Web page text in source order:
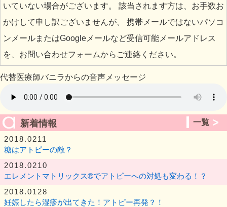
いていない場合がございます。 該当されます方は、お手数お
かけして申し訳ございませんが、 携帯メールではないパソコ
ンメールまたはGoogleメールなど受信可能メールアドレス
を、お問い合わせフォームからご連絡ください。
代替医療師バニラからの音声メッセージ
新着情報
一覧
2018.0211
糖はアトピーの敵？
2018.0210
エレメントマトリックス®︎でアトピーへの対処も変わる！？
2018.0128
妊娠したら湿疹が出てきた！アトピー再発？！